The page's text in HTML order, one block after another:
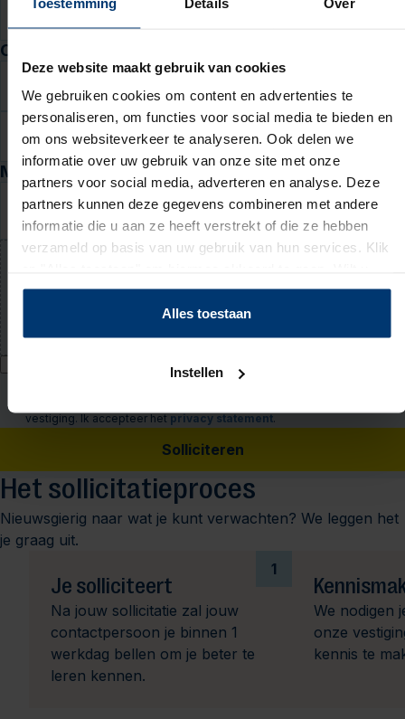
Deze website maakt gebruik van cookies
We gebruiken cookies om content en advertenties te
personaliseren, om functies voor social media te bieden en
om ons websiteverkeer te analyseren. Ook delen we
informatie over uw gebruik van onze site met onze
partners voor social media, adverteren en analyse. Deze
partners kunnen deze gegevens combineren met andere
informatie die u aan ze heeft verstrekt of die ze hebben
verzameld op basis van uw gebruik van hun services. Klik
liever geen cookies, klik dan op "instellen". Op onze
kunt u meer lezen over onze cookies.
Alles toestaan
Instellen
Contactgegevens
E-mail
Telefoon
Motivatie en cv
Waarom past deze baan bij jou? (niet verplicht)
Upload jouw cv (niet verplicht)
PDF of Word-document (max. 5 MB)
Ik geef Actief Werkt! toestemming om mijn persoonsgegevens te
verwerken voor bemiddeling naar werk en mij hiervoor te benaderen
vestiging. Ik accepteer het privacy statement.
Solliciteren
Het sollicitatieproces
Nieuwsgierig naar wat je kunt verwachten? We leggen het
je graag uit.
1
Je solliciteert
Na jouw sollicitatie zal jouw
contactpersoon je binnen 1
werkdag bellen om je beter te
leren kennen.
We nodigen
onze
kennis te